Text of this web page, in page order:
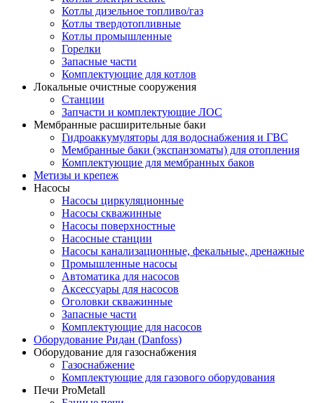
Котлы дизельное топливо/газ
Котлы твердотопливные
Котлы промышленные
Горелки
Запасные части
Комплектующие для котлов
Локальные очистные сооружения
Станции
Запчасти и комплектующие ЛОС
Мембранные расширительные баки
Гидроаккумуляторы для водоснабжения и ГВС
Мембранные баки (экспанзоматы) для отопления
Комплектующие для мембранных баков
Метизы и крепеж
Насосы
Насосы циркуляционные
Насосы скважинные
Насосы поверхностные
Насосные станции
Насосы канализационные, фекальные, дренажные
Промышленные насосы
Автоматика для насосов
Аксессуары для насосов
Оголовки скважинные
Запасные части
Комплектующие для насосов
Оборудование Ридан (Danfoss)
Оборудование для газоснабжения
Газоснабжение
Комплектующие для газового оборудования
Печи ProMetall